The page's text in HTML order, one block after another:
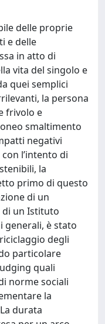
delle proprie
e delle
in atto di
vita del singolo e
quei semplici
la persona
frivolo e
smaltimento
negativi
l’intento di
la
primo di questo
di un
di un Istituto
generali, è stato
degli
particolare
quali
norme sociali
la
durata